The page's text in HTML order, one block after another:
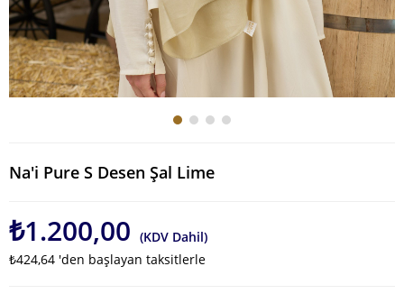
Na'i Pure S Desen Şal Lime
₺1.200,00 (KDV Dahil)
₺424,64 'den başlayan taksitlerle